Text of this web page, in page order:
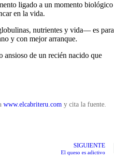
ligado a un momento biológico
en la vida.
nutrientes y vida— es para
y con mejor arranque.
ansioso de un recién nacido que
www.elcabriteru.com y cita la fuente.
SIGUIENTE
El queso es adictivo